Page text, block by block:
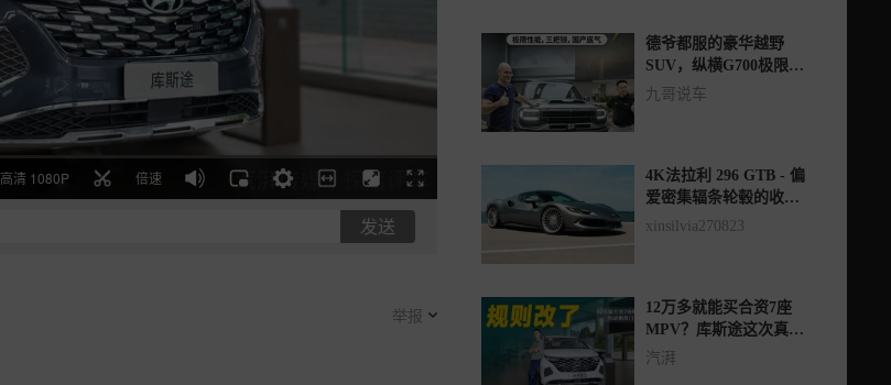
高清 1080P 倍速
发送
举报
德爷都服的豪华越野
SUV，纵横G700极限性
能，三把锁，国产底
九哥说车
4K法拉利 296 GTB - 偏
爱密集辐条轮毂的收藏
者
xinsilvia270823
12万多就能买合资7座
MPV？库斯途这次真把
规则改了
汽湃